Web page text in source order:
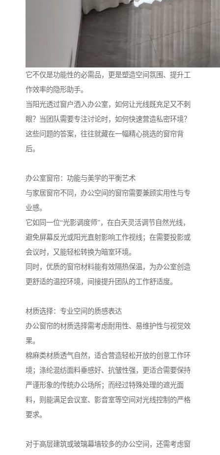
它不仅是功能性的必需品，更是塑造空间氛围、提升工
作效率的隐形助手。
当阳光透过窗户洒入办公室，如何让光线既充足又不刺
眼？当团队需要专注讨论时，如何快速营造私密环境？
这些问题的答案，往往就藏在一幅精心挑选的窗帘背
后。
办公室窗帘：功能与美学的平衡艺术
与家居窗帘不同，办公空间的窗帘需要兼顾实用性与专
业感。
它如同一位“光影调度师”，在白天灵活调节自然光线，
避免屏幕反光或阳光直射影响工作视线；在需要投影或
会议时，又能轻松转换为暗室环境。
同时，优质的窗帘材料能有效隔热保温，为办公室创造
更舒适的温控环境，间接提升团队的工作舒适度。
材质选择：专业空间的质感表达
办公窗帘的材质选择需考虑耐用性、易维护性与视觉效
果。
棉麻类材质透气自然，适合营造轻松开放的创意工作环
境；涤纶混纺面料垂感好、抗皱性强，更适合需要保持
严谨形象的传统办公场所；而经过特殊处理的遮光面
料，则能满足会议室、影音室等空间对光线控制的严格
要求。
对于高层建筑或玻璃幕墙较多的办公空间，还需考虑窗